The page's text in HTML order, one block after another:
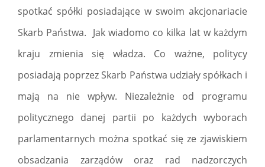
spotkać spółki posiadające w swoim akcjonariacie
Skarb Państwa. Jak wiadomo co kilka lat w każdym
kraju zmienia się władza. Co ważne, politycy
posiadają poprzez Skarb Państwa udziały spółkach i
mają na nie wpływ. Niezależnie od programu
politycznego danej partii po każdych wyborach
parlamentarnych można spotkać się ze zjawiskiem
obsadzania zarządów oraz rad nadzorczych